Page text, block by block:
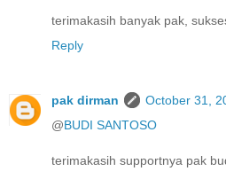
terimakasih banyak pak,
Reply
pak dirman
October 31,
@BUDI SANTOSO
terimakasih supportnya pak